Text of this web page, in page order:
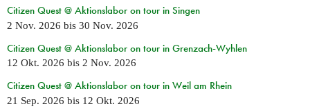
Citizen Quest @ Aktionslabor on tour in Singen
2 Nov. 2026 bis 30 Nov. 2026
Citizen Quest @ Aktionslabor on tour in Grenzach-Wyhlen
12 Okt. 2026 bis 2 Nov. 2026
Citizen Quest @ Aktionslabor on tour in Weil am Rhein
21 Sep. 2026 bis 12 Okt. 2026